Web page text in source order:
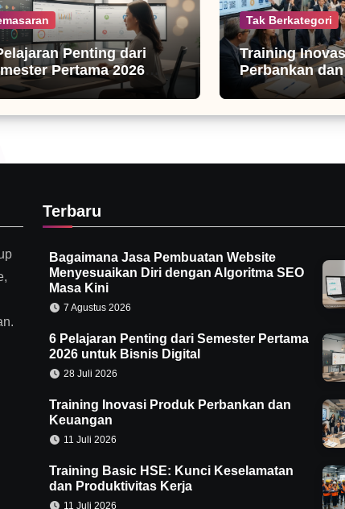
Penting dari
Pertama 2026
Bisnis Digital
Tak Berkategori
Training
Perbankan
Terbaru
Bagaimana Jasa Pembuatan Website
Menyesuaikan Diri dengan Algoritma SEO
Masa Kini
7 Agustus 2026
6 Pelajaran Penting dari Semester Pertama
2026 untuk Bisnis Digital
28 Juli 2026
Training Inovasi Produk Perbankan dan
Keuangan
11 Juli 2026
Training Basic HSE: Kunci Keselamatan
dan Produktivitas Kerja
11 Juli 2026